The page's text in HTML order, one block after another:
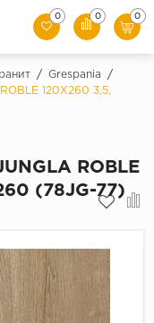
0 0 0
/ Grespania
/
120X260 3,5,
ROBLE
(78JG-77)